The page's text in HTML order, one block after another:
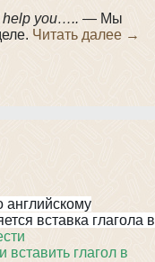
help you….. — Мы
Читать далее →
английскому
вставка глагола в
глагол в